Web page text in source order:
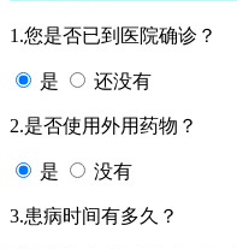
1.您是否已到医院确诊？
是 还没有
2.是否使用外用药物？
是 没有
3.患病时间有多久？